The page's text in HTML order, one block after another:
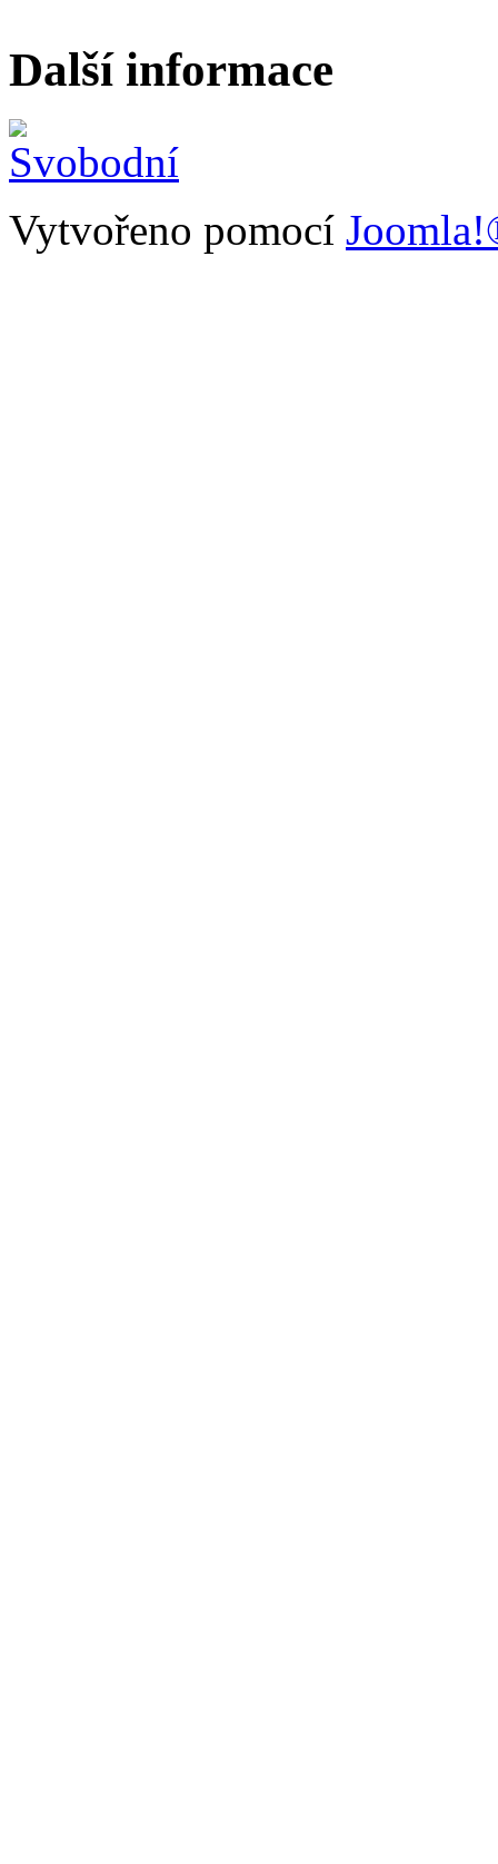
Další informace
Vytvořeno pomocí